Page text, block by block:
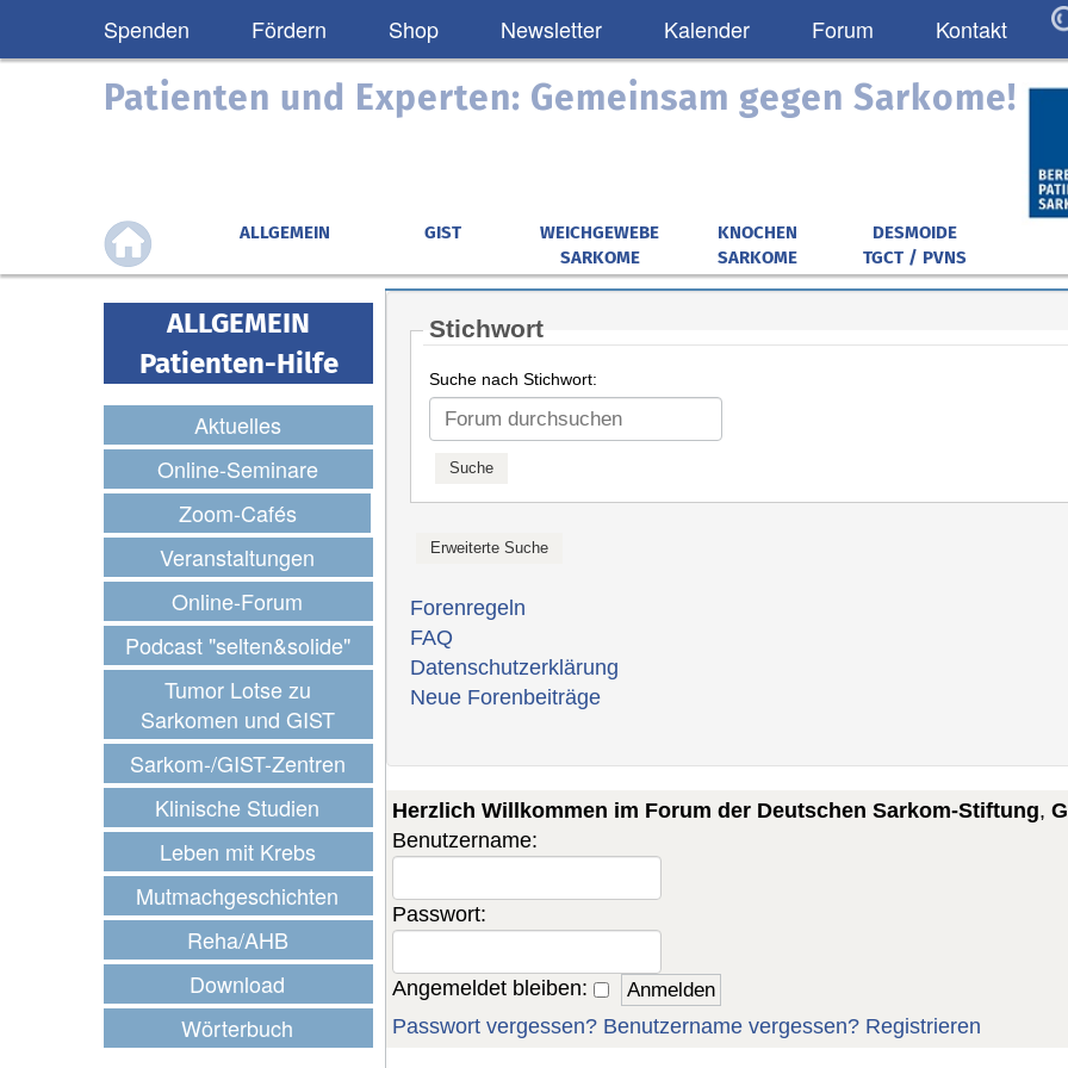
Spenden Fördern Shop Newsletter Kalender Forum Kontakt
Patienten und Experten: Gemeinsam gegen Sarkome!
ALLGEMEIN GIST
WEICHGEWEBE
SARKOME
KNOCHEN
SARKOME
DESMOIDE
TGCT / PVNS
ALLGEMEIN
Patienten-Hilfe
Aktuelles
Online-Seminare
Zoom-Cafés
Veranstaltungen
Online-Forum
Podcast "selten&solide"
Tumor Lotse zu
Sarkomen und GIST
Sarkom-/GIST-Zentren
Klinische Studien
Leben mit Krebs
Mutmachgeschichten
Reha/AHB
Download
Wörterbuch
Stichwort
Suche nach Stichwort:
Forenregeln
FAQ
Datenschutzerklärung
Neue Forenbeiträge
Herzlich Willkommen im Forum der Deutschen Sarkom-Stiftung,
Benutzername:
Passwort:
Angemeldet bleiben:
Passwort vergessen? Benutzername vergessen? Registrieren